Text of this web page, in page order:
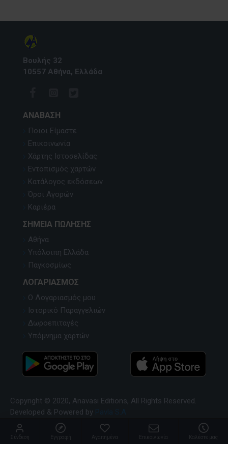
Βουλής 32
10557 Αθήνα, Ελλάδα
ΑΝΆΒΑΣΗ
Ποιοι Είμαστε
Επικοινωνία
Χάρτης Ιστοσελίδας
Εντοπισμός χαρτών
Κατάλογος εκδόσεων
Όροι Αγορών
Καριέρα
ΣΗΜΕΊΑ ΠΏΛΗΣΗΣ
Αθήνα
Υπόλοιπη Ελλάδα
Παγκοσμίως
ΛΟΓΑΡΙΑΣΜΌΣ
Ο Λογαριασμός μου
Ιστορικό Παραγγελιών
Δωροεπιταγές
Υπόμνημα χαρτών
Copyright © 2020, Anavasi Editions, All Rights Reserved.
Developed & Powered by
Σύνδεση Εγγραφή Αγαπημένα Επικοινωνία Καλέστε μας